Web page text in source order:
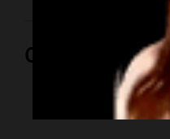
Opinión